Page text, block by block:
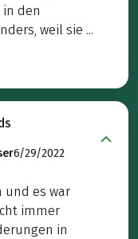
den
weil sie ...
6/29/2022
und es war
immer
in